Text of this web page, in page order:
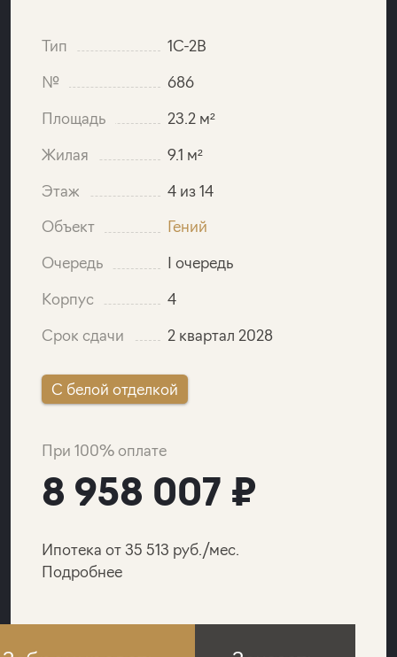
Тип
1C-2B
№
686
Площадь
23.2 м²
Жилая
9.1 м²
Этаж
4 из 14
Объект
Гений
Очередь
I очередь
Корпус
4
Срок сдачи
2 квартал 2028
C белой отделкой
При 100% оплате
8 958 007 ₽
Ипотека от 35 513 руб./мес.
Подробнее